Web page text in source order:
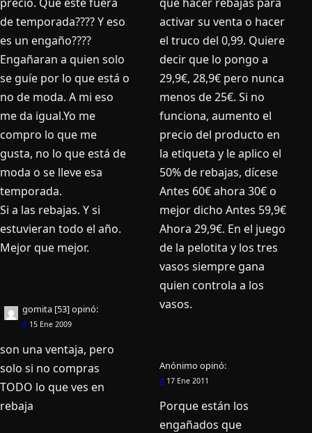
de temporada???? Y eso
es un engaño????
Engañaran a quien solo
se guí­e por lo que está o
no de moda. A mi eso
me da igual.Yo me
compro lo que me
gusta, no lo que está de
moda o se lleve esa
temporada.
Si a las rebajas. Y si
estuvieran todo el año.
Mejor que mejor.
gomita [53]opinó:
# 15 Ene 2009
son una ventaja, pero
solo si no compras
TODO lo que ves en
rebaja
activar su venta o hacer
el truco del 0,99. Quiere
decir que lo pongo a
29,9€, 28,9€ pero nunca
menos de 25€. Si no
funciona, aumento el
precio del producto en
la etiqueta y le aplico el
50% de rebajas, dícese
Antes 60€ ahora 30€ o
mejor dicho Antes 59,9€
Ahora 29,9€. En el juego
de la pelotita y los tres
vasos siempre gana
quien controla a los
vasos.
Anónimo opinó:
#17 Ene 2011
Porque están los
engañados que